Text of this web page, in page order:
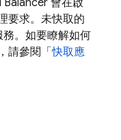
要求。未快取的
務。如要瞭解如何
請參閱「快取應